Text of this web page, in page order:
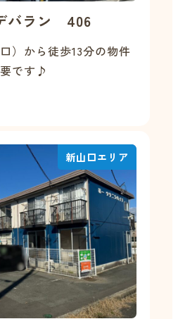
バラン 406
）から徒歩13分の物件
です♪
新山口エリア